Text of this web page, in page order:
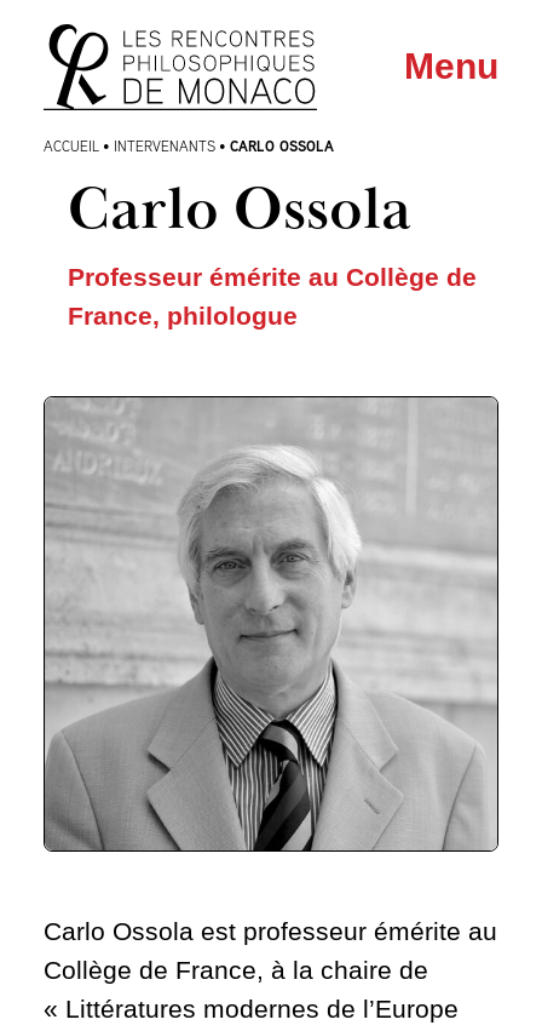
Aller
au
menu
Aller au
contenu
Menu
ACCUEIL • INTERVENANTS • CARLO OSSOLA
Carlo Ossola
Professeur émérite au Collège de
France, philologue
Carlo Ossola est professeur émérite au
Collège de France, à la chaire de
« Littératures modernes de l’Europe